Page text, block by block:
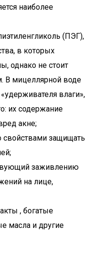
наиболее
(ПЭГ),
в которых
однако не стоит
В мицеллярной воде
влаги»,
их содержание
акне;
свойствами защищать
заживлению
на лице,
, богатые
масла и другие